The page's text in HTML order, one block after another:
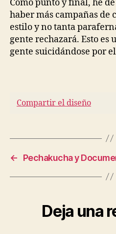
Como punto y final, he
haber más campañas de
estilo y no tanta
gente rechazará. Esto es
gente suicidándose por
Compartir el diseño
← Pechakucha y
Deja una